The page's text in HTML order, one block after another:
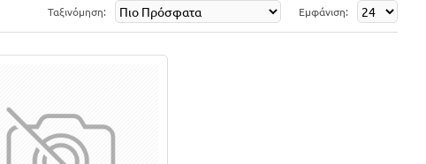
Ταξινόμηση: Εμφάνιση: